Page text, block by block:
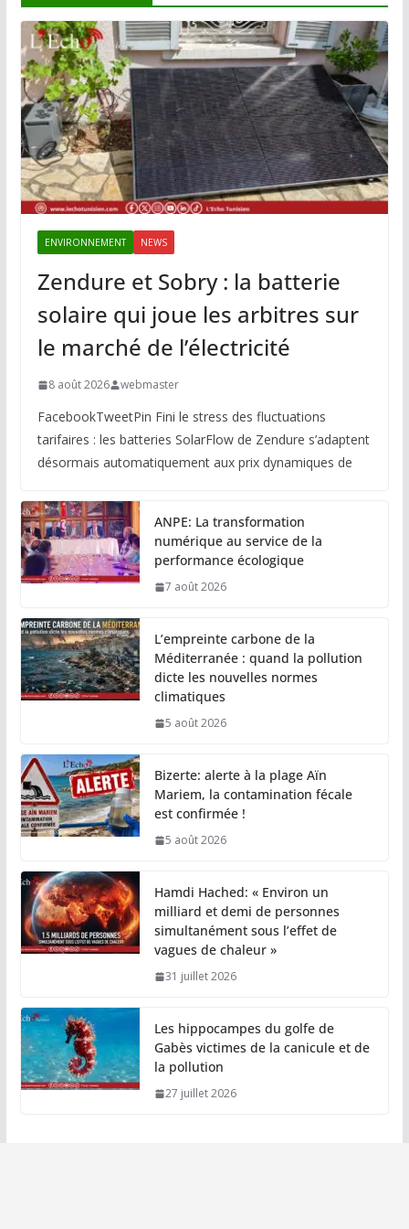
ENVIRONNEMENT NEWS
Zendure et Sobry : la batterie
solaire qui joue les arbitres sur
le marché de l’électricité
8 août 2026 webmaster
FacebookTweetPin Fini le stress des fluctuations
tarifaires : les batteries SolarFlow de Zendure s’adaptent
désormais automatiquement aux prix dynamiques de
ANPE: La transformation
numérique au service de la
performance écologique
7 août 2026
L’empreinte carbone de la
Méditerranée : quand la pollution
dicte les nouvelles normes
climatiques
5 août 2026
Bizerte: alerte à la plage Aïn
Mariem, la contamination fécale
est confirmée !
5 août 2026
Hamdi Hached: « Environ un
milliard et demi de personnes
simultanément sous l’effet de
vagues de chaleur »
31 juillet 2026
Les hippocampes du golfe de
Gabès victimes de la canicule et de
la pollution
27 juillet 2026